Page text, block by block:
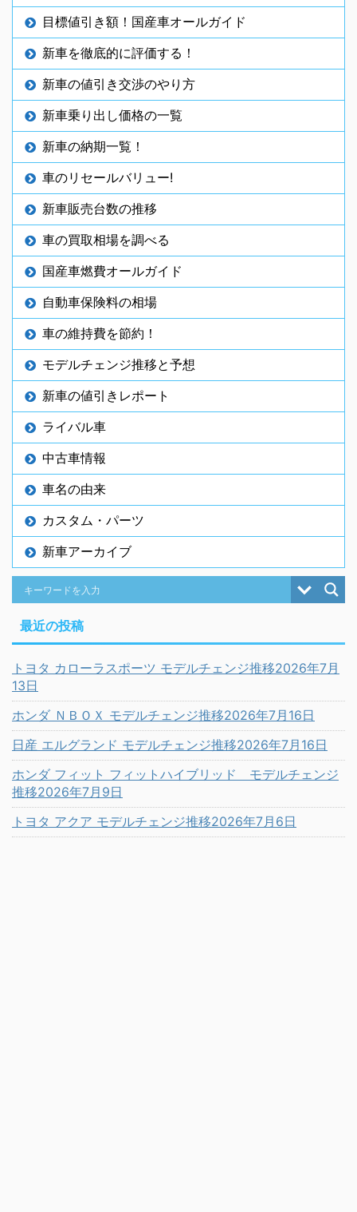
目標値引き額！国産車オールガイド
新車を徹底的に評価する！
新車の値引き交渉のやり方
新車乗り出し価格の一覧
新車の納期一覧！
車のリセールバリュー!
新車販売台数の推移
車の買取相場を調べる
国産車燃費オールガイド
自動車保険料の相場
車の維持費を節約！
モデルチェンジ推移と予想
新車の値引きレポート
ライバル車
中古車情報
車名の由来
カスタム・パーツ
新車アーカイブ
最近の投稿
トヨタ カローラスポーツ モデルチェンジ推移2026年7月
13日
ホンダ ＮＢＯＸ モデルチェンジ推移2026年7月16日
日産 エルグランド モデルチェンジ推移2026年7月16日
ホンダ フィット フィットハイブリッド モデルチェンジ
推移2026年7月9日
トヨタ アクア モデルチェンジ推移2026年7月6日